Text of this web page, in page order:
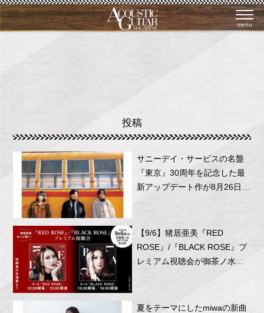
menu
投稿
サニーデイ・サービスの名盤
『東京』30周年を記念した最
新アップデート作が8月26日に
リリース！
【9/6】猪居亜美『RED
ROSE』/『BLACK ROSE』プ
レミアム視聴会が御茶ノ水
夏をテーマにしたmiwaの新曲